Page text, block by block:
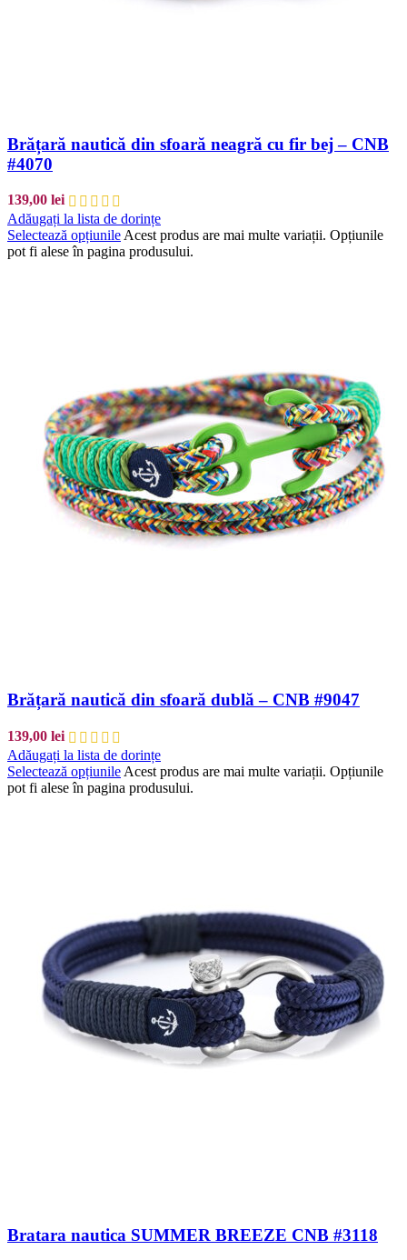
Brățară nautică din sfoară neagră cu fir bej – CNB
#4070
139,00 lei
Adăugați la lista de dorințe
Selectează opțiunile Acest produs are mai multe variații. Opțiunile
pot fi alese în pagina produsului.
Brățară nautică din sfoară dublă – CNB #9047
139,00 lei
Adăugați la lista de dorințe
Selectează opțiunile Acest produs are mai multe variații. Opțiunile
pot fi alese în pagina produsului.
Bratara nautica SUMMER BREEZE CNB #3118